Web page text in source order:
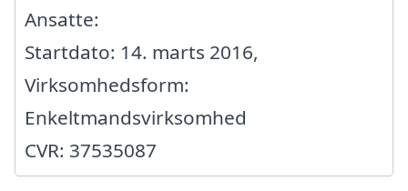
Ansatte:
Startdato: 14. marts 2016,
Virksomhedsform:
Enkeltmandsvirksomhed
CVR: 37535087